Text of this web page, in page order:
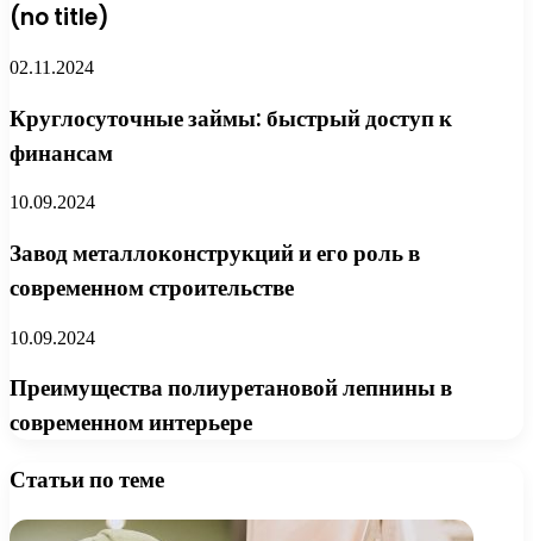
(no title)
02.11.2024
Круглосуточные займы: быстрый доступ к
финансам
10.09.2024
Завод металлоконструкций и его роль в
современном строительстве
10.09.2024
Преимущества полиуретановой лепнины в
современном интерьере
Статьи по теме